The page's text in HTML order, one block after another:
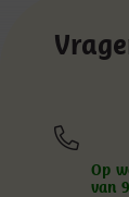
Op
van